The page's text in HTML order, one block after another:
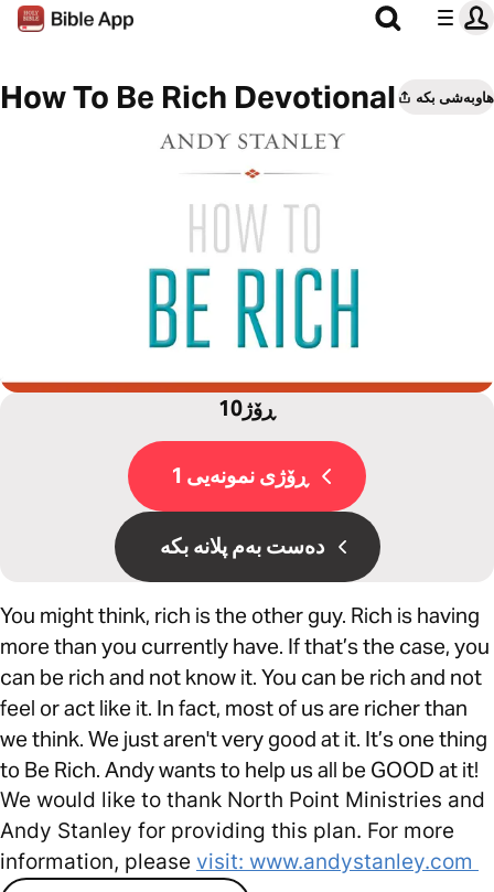
How To Be Rich Devotional هاوبەشی بکە
10ڕۆژ
ڕۆژی نمونەیی 1
دەست بەم پلانە بکە
You might think, rich is the other guy. Rich is having
more than you currently have. If that’s the case, you
can be rich and not know it. You can be rich and not
feel or act like it. In fact, most of us are richer than
we think. We just aren't very good at it. It’s one thing
to Be Rich. Andy wants to help us all be GOOD at it!
We would like to thank North Point Ministries and
Andy Stanley for providing this plan. For more
information, please visit: www.andystanley.com